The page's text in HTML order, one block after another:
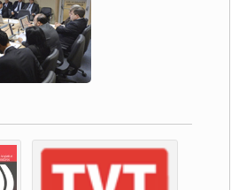
balanço do 3º Congresso da CNTTL
do 1º de novembro
Assembleia para avaliar proposta de reajuste
trabalhadores em transportes está mantido,
sanitária nesta terça-feira (20)
#BR285, entrocamento que liga o Mercosul ao